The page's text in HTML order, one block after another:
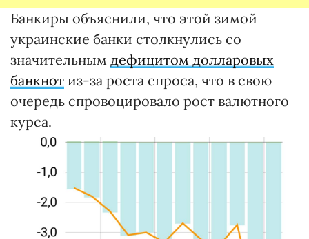
Банкиры объяснили, что этой зимой
украинские банки столкнулись со
значительным дефицитом долларовых
банкнот из-за роста спроса, что в свою
очередь спровоцировало рост валютного
курса.